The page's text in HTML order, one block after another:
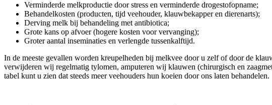
Verminderde melkproductie door stress en verminderde drogestofopname;
Behandelkosten (producten, tijd veehouder, klauwbekapper en dierenarts);
Derving melk bij behandeling met antibiotica;
Grote kans op afvoer (hogere kosten voor vervanging);
Groter aantal inseminaties en verlengde tussenkalftijd.
In de meeste gevallen worden kreupelheden bij melkvee door u zelf of door de
verwijderen wij regelmatig tylomen, amputeren wij klauwen (chirurgisch en
tabel kunt u zien dat steeds meer veehouders hun koeien door ons laten behandelen.